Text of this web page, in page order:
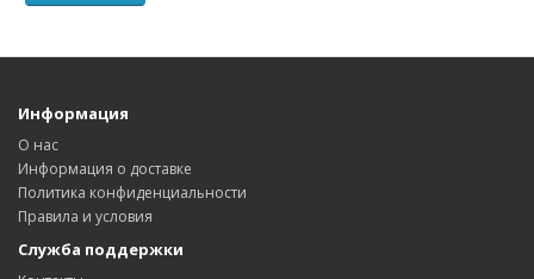
Информация
О нас
Информация о доставке
Политика конфиденциальности
Правила и условия
Служба поддержки